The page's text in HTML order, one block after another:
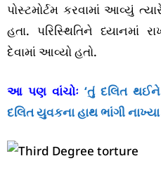
પોસ્ટમોર્ટમ કરવામાં આવ્યું
હતા. પરિસ્થિતિને ધ્યાનમાં
દેવામાં આવ્યો હતો.
આ પણ વાંચોઃ ‘તું દલિત
દલિત યુવકના હાથ ભાંગી નાખ્યા